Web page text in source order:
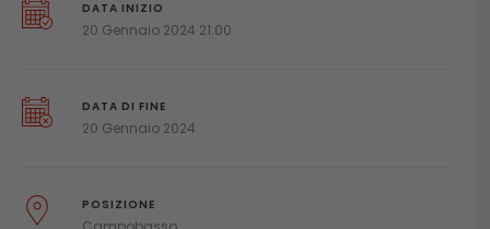
DATA INIZIO
20 Gennaio 2024 21:00
DATA DI FINE
20 Gennaio 2024
POSIZIONE